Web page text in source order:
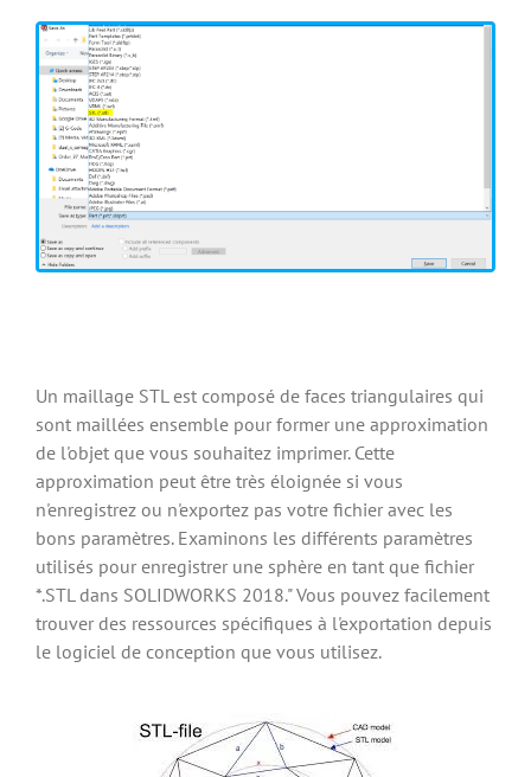
Un maillage STL est composé de faces triangulaires qui
sont maillées ensemble pour former une approximation
de l'objet que vous souhaitez imprimer. Cette
approximation peut être très éloignée si vous
n'enregistrez ou n'exportez pas votre fichier avec les
bons paramètres. Examinons les différents paramètres
utilisés pour enregistrer une sphère en tant que fichier
*.STL dans SOLIDWORKS 2018." Vous pouvez facilement
trouver des ressources spécifiques à l'exportation depuis
le logiciel de conception que vous utilisez.